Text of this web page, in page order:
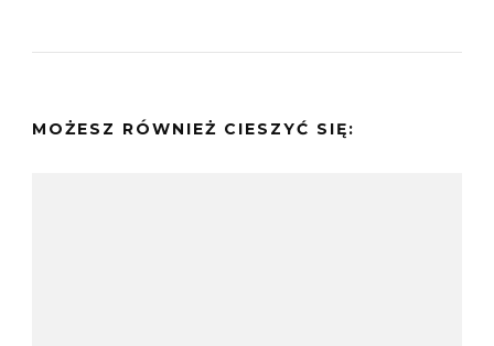
MOŻESZ RÓWNIEŻ CIESZYĆ SIĘ: